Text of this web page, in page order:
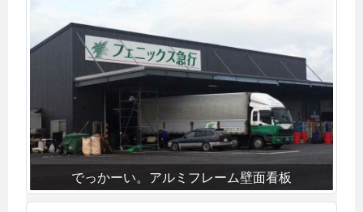
でっかーい。アルミフレーム壁面看板